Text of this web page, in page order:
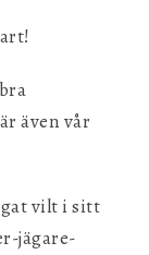
även vår
vilt i sitt
jägare-